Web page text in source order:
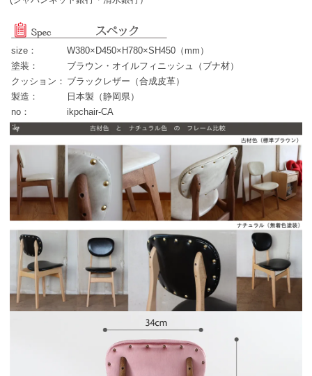
size：
W380×D450×H780×SH450（mm）
塗装：
ブラウン・オイルフィニッシュ（ブナ材）
クッション： ブラックレザー（合成皮革）
製造：
日本製（静岡県）
no：
ikpchair-CA